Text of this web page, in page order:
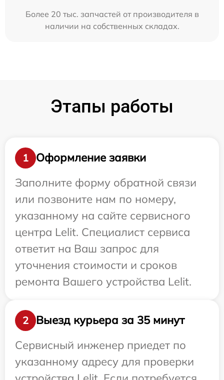
Более 20 тыс. запчастей от производителя в
наличии на собственных складах.
Этапы работы
1
Оформление заявки
Заполните форму обратной связи
или позвоните нам по номеру,
указанному на сайте сервисного
центра Lelit. Специалист сервиса
ответит на Ваш запрос для
уточнения стоимости и сроков
ремонта Вашего устройства Lelit.
2
Выезд курьера за 35 минут
Сервисный инженер приедет по
указанному адресу для проверки